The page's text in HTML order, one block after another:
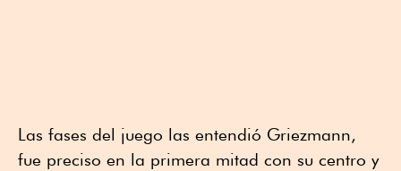
Las fases del juego las entendió Griezmann,
fue preciso en la primera mitad con su centro y